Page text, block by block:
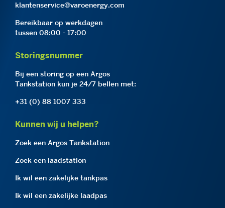
klantenservice@varoenergy.com
Bereikbaar op werkdagen
tussen 08:00 - 17:00
Storingsnummer
Bij een storing op een Argos
Tankstation kun je 24/7 bellen met:
+31 (0) 88 1007 333
Kunnen wij u helpen?
Zoek een Argos Tankstation
Zoek een laadstation
Ik wil een zakelijke tankpas
Ik wil een zakelijke laadpas